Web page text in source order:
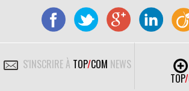
S'INSCRIRE À TOP/COM NEWS
TOP/